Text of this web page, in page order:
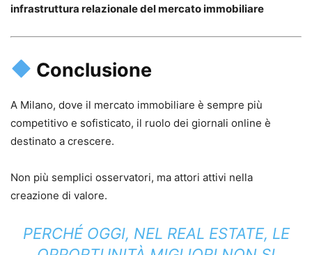
infrastruttura relazionale del mercato immobiliare
Conclusione
A Milano, dove il mercato immobiliare è sempre più
competitivo e sofisticato, il ruolo dei giornali online è
destinato a crescere.
Non più semplici osservatori, ma attori attivi nella
creazione di valore.
PERCHÉ OGGI, NEL REAL ESTATE, LE